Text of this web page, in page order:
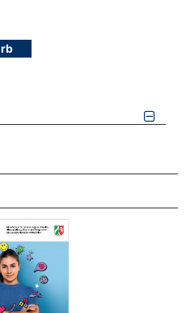
ODER ZULETZT ANGESEHENE